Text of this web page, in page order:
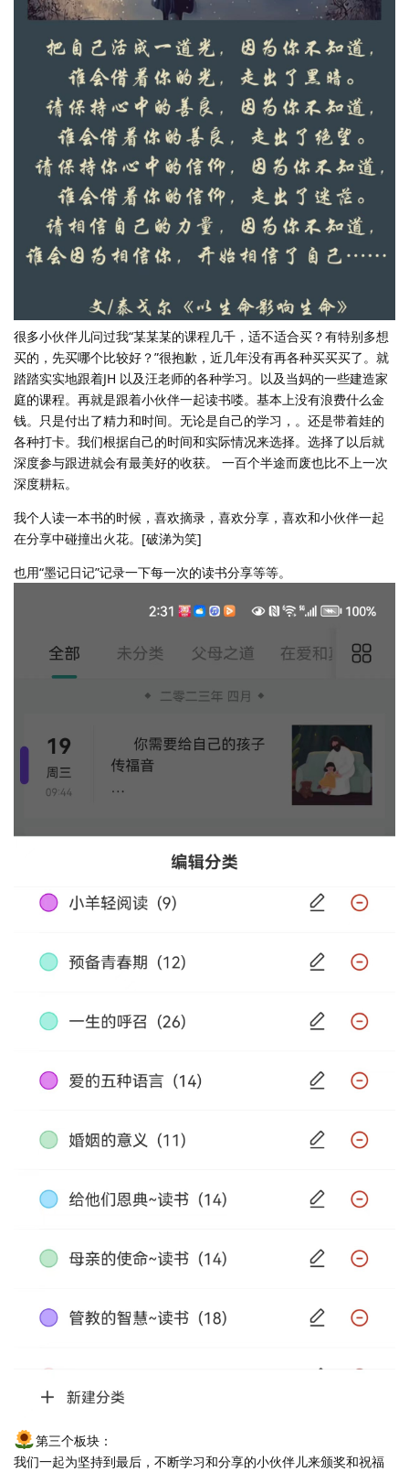
很多小伙伴儿问过我“某某某的课程几千，适不适合买？有特别多想
买的，先买哪个比较好？”很抱歉，近几年没有再各种买买买了。就
踏踏实实地跟着JH 以及汪老师的各种学习。以及当妈的一些建造家
庭的课程。再就是跟着小伙伴一起读书喽。基本上没有浪费什么金
钱。只是付出了精力和时间。无论是自己的学习，。还是带着娃的
各种打卡。我们根据自己的时间和实际情况来选择。选择了以后就
深度参与跟进就会有最美好的收获。 一百个半途而废也比不上一次
深度耕耘。
我个人读一本书的时候，喜欢摘录，喜欢分享，喜欢和小伙伴一起
在分享中碰撞出火花。[破涕为笑]
也用“墨记日记”记录一下每一次的读书分享等等。
第三个板块：
我们一起为坚持到最后，不断学习和分享的小伙伴儿来颁奖和祝福